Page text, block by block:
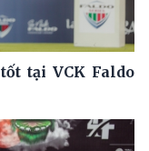
tại VCK Faldo